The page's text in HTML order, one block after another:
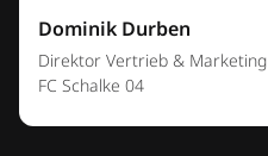
Dominik Durben
Direktor Vertrieb & Marketing
FC Schalke 04